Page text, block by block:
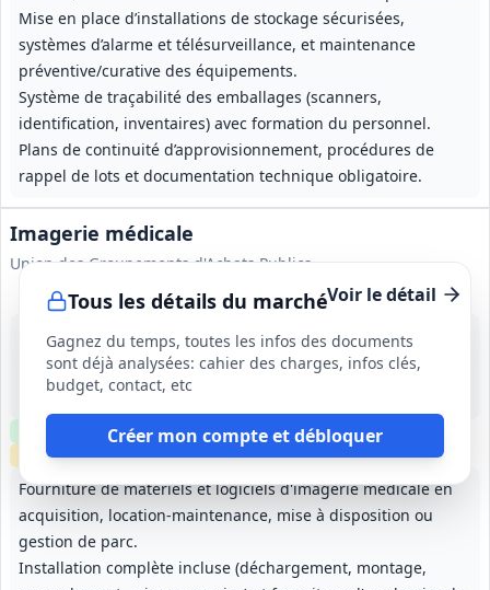
Mise en place d’installations de stockage sécurisées,
systèmes d’alarme et télésurveillance, et maintenance
préventive/curative des équipements.
Système de traçabilité des emballages (scanners,
identification, inventaires) avec formation du personnel.
Plans de continuité d’approvisionnement, procédures de
rappel de lots et documentation technique obligatoire.
Tous les détails du marché
Gagnez du temps, toutes les infos des documents
sont déjà analysées: cahier des charges, infos clés,
budget, contact, etc
Créer mon compte et débloquer
Imagerie médicale
Union des Groupements d'Achats Publics
Voir le détail
Fourniture de matériels et logiciels d'imagerie médicale en
acquisition, location‑maintenance, mise à disposition ou
gestion de parc.
Installation complète incluse (déchargement, montage,
12 avr. 2033
France métropolitaine et outre‑mer
Clause environnementale Clause sociale Visite
Échantillonsrequis